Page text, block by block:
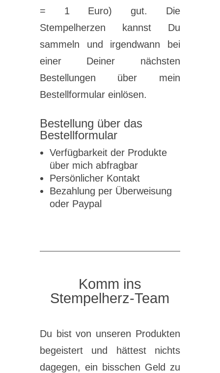
= 1 Euro) gut. Die
Stempelherzen kannst Du
sammeln und irgendwann bei
einer Deiner nächsten
Bestellungen über mein
Bestellformular einlösen.
Bestellung über das
Bestellformular
Verfügbarkeit der Produkte
über mich abfragbar
Persönlicher Kontakt
Bezahlung per Überweisung
oder Paypal
Komm ins
Stempelherz-Team
Du bist von unseren Produkten
begeistert und hättest nichts
dagegen, ein bisschen Geld zu